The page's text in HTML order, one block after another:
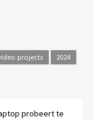
projects 2024
probeert te